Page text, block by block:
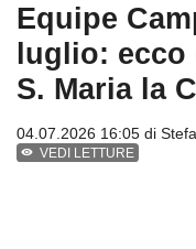
Equipe
luglio: ecco
S. Maria la
04.07.2026 16:05 di
VEDI LETTURE